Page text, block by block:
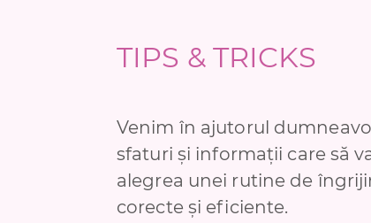
TIPS & TRICKS
Venim în ajutorul
sfaturi și informații care să
alegrea unei rutine de
corecte și eficiente.